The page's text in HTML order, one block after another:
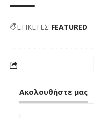
ΕΤΙΚΕΤΕΣ: FEATURED
Ακολουθήστε μας